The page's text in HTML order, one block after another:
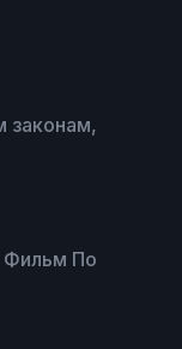
законам,
Фильм По